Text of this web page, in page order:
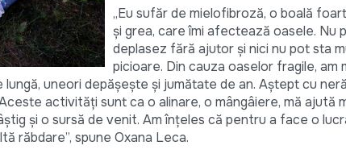
„Eu sufăr de mielofibroză, o boală
și grea, care îmi afectează oasele. Nu
deplasez fără ajutor și nici nu pot sta
picioare. Din cauza oaselor fragile, am
uneori depășește și jumătate de an. Aștept cu
activități sunt ca o alinare, o mângâiere, mă ajută
și o sursă de venit. Am înțeles că pentru a face o
răbdare”, spune Oxana Leca.